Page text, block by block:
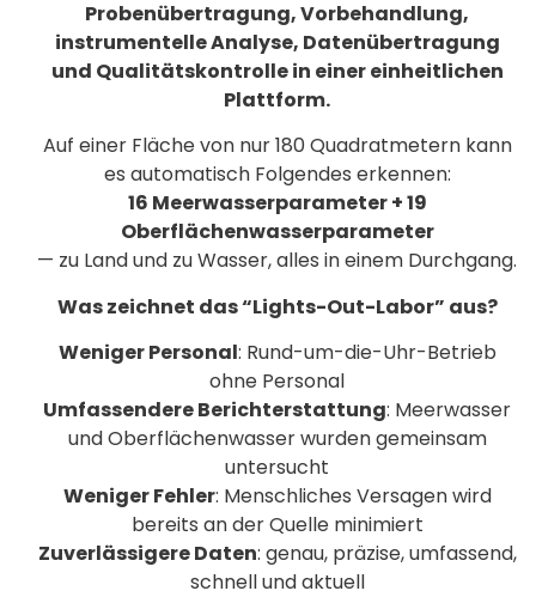
Probenübertragung, Vorbehandlung,
instrumentelle Analyse, Datenübertragung
und Qualitätskontrolle in einer einheitlichen
Plattform.
Auf einer Fläche von nur 180 Quadratmetern kann
es automatisch Folgendes erkennen:
16 Meerwasserparameter + 19
Oberflächenwasserparameter
— zu Land und zu Wasser, alles in einem Durchgang.
Was zeichnet das “Lights-Out-Labor” aus?
Weniger Personal: Rund-um-die-Uhr-Betrieb
ohne Personal
Umfassendere Berichterstattung: Meerwasser
und Oberflächenwasser wurden gemeinsam
untersucht
Weniger Fehler: Menschliches Versagen wird
bereits an der Quelle minimiert
Zuverlässigere Daten: genau, präzise, umfassend,
schnell und aktuell